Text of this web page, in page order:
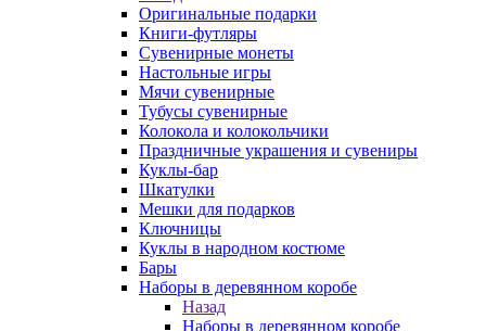
Оригинальные подарки
Книги-футляры
Сувенирные монеты
Настольные игры
Мячи сувенирные
Тубусы сувенирные
Колокола и колокольчики
Праздничные украшения и сувениры
Куклы-бар
Шкатулки
Мешки для подарков
Ключницы
Куклы в народном костюме
Бары
Наборы в деревянном коробе
Назад
Наборы в деревянном коробе